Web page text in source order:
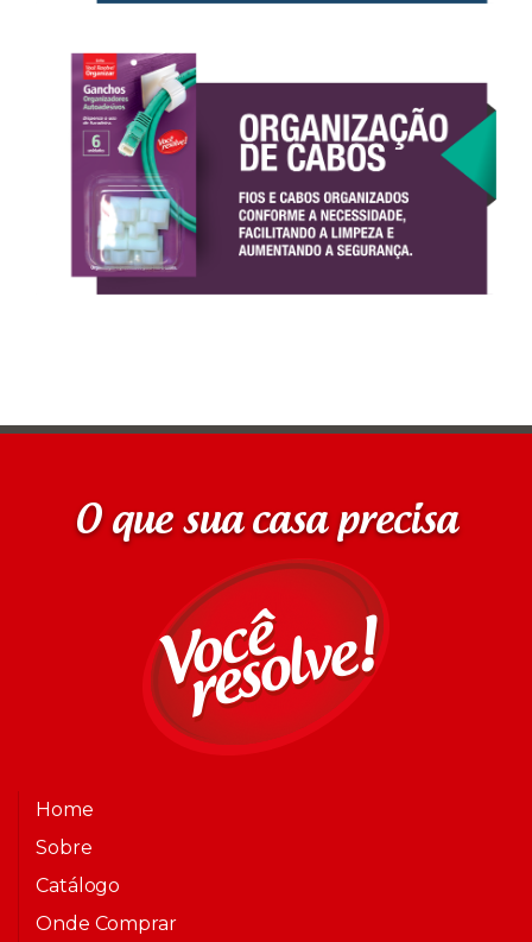
O que sua casa precisa
Home
Sobre
Catálogo
Onde Comprar